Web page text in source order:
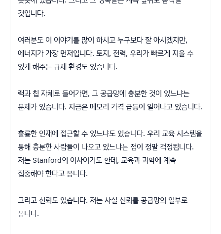
것입니다.
여러분도 이 이야기를 많이 하시고 누구보다 잘 아시겠지만,
에너지가 가장 먼저입니다. 토지, 전력, 우리가 빠르게 지을 수
있게 해주는 규제 환경도 있습니다.
랙과 칩 자체로 들어가면, 그 공급망에 충분한 것이 있느냐는
문제가 있습니다. 지금은 메모리 가격 급등이 일어나고 있습니다.
훌륭한 인재에 접근할 수 있느냐도 있습니다. 우리 교육 시스템을
통해 충분한 사람들이 나오고 있느냐는 점이 정말 걱정됩니다.
저는 Stanford의 이사이기도 한데, 교육과 과학에 계속
집중해야 한다고 봅니다.
그리고 신뢰도 있습니다. 저는 사실 신뢰를 공급망의 일부로
봅니다.